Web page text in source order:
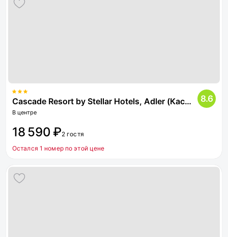
Cascade Resort by Stellar Hotels, Adler (Каскад)
В центре
8.6
18 590 ₽2 гостя
Остался 1 номер по этой цене